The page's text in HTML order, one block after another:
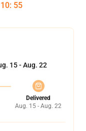
10: 54
15 - Aug. 22
Delivered
Aug. 15 - Aug. 22